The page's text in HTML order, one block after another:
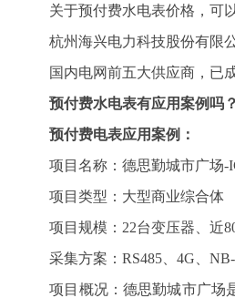
关于预付费水电表价格，可以
杭州海兴电力科技股份有限公
国内电网前五大供应商，已成
预付费水电表有应用案例吗？
预付费电表应用案例：
项目名称：德思勤城市广场-
项目类型：大型商业综合体
项目规模：22台变压器、近
采集方案：RS485、4G、NB-
项目概况：德思勤城市广场是